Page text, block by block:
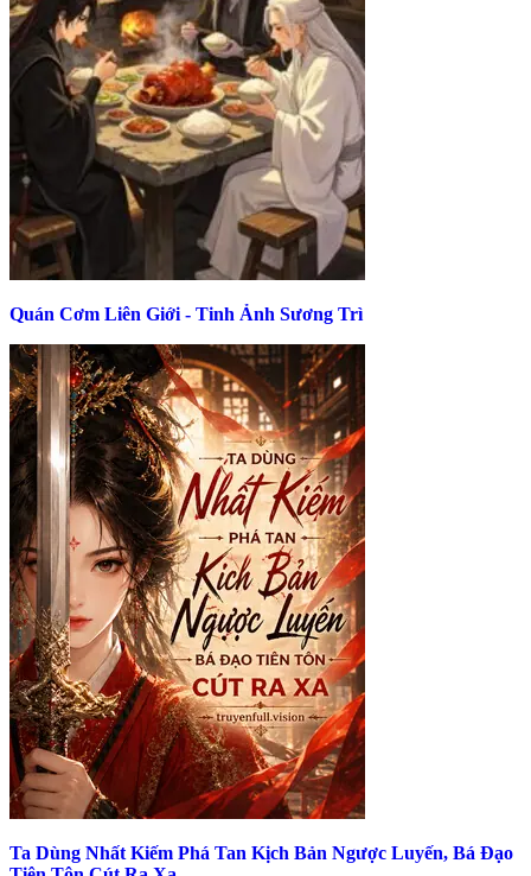
Quán Cơm Liên Giới - Tinh Ảnh Sương Trì
Ta Dùng Nhất Kiếm Phá Tan Kịch Bản Ngược Luyến, Bá Đạo